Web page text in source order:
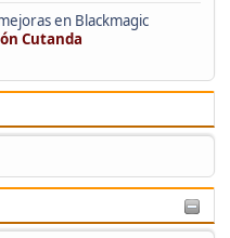
en Blackmagic
Cutanda